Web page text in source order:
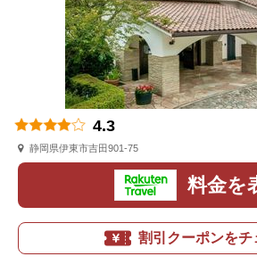
4.3
静岡県伊東市吉田901-75
料金を
割引クーポンをチ